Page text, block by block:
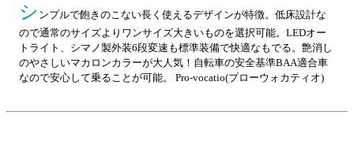
シ ンプルで飽きのこない長く使えるデザインが特徴。低床設計な
ので通常のサイズよりワンサイズ大きいものを選択可能。LEDオー
トライト、シマノ製外装6段変速も標準装備で快適なもでる。艶消し
のやさしいマカロンカラーが大人気！自転車の安全基準BAA適合車
なので安心して乗ることが可能。 Pro-vocatio(プローウォカティオ)